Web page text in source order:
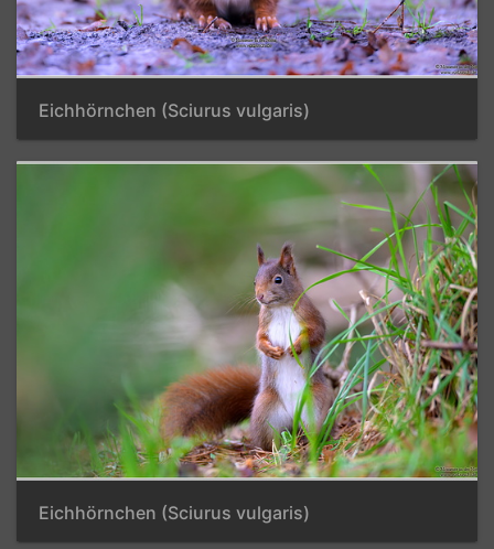
Eichhörnchen (Sciurus vulgaris)
Eichhörnchen (Sciurus vulgaris)